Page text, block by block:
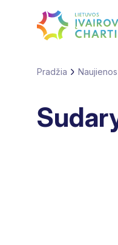
Pradžia Naujienos